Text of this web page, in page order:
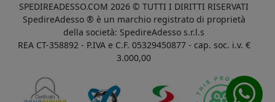
SPEDIREADESSO.COM 2026 © TUTTI I DIRITTI RISERVATI
SpedireAdesso ® è un marchio registrato di proprietà
della società: SpedireAdesso s.r.l.s
REA CT-358892 - P.IVA e C.F. 05329450877 - cap. soc. i.v. €
3.000,00